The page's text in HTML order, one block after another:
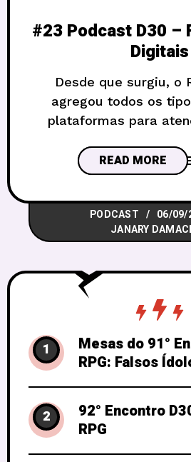
#23 Podcast D30 –
Digitais
Desde que surgiu, o
agregou todos os
plataformas para
assunto como esse
temas que mais mexe
dos nerds: a
mais de 40 anos de
muitas
READ MORE
PODCAST
06/09/
JANARY
1
Mesas do 91°
RPG: Falsos
2
92° Encontro
RPG